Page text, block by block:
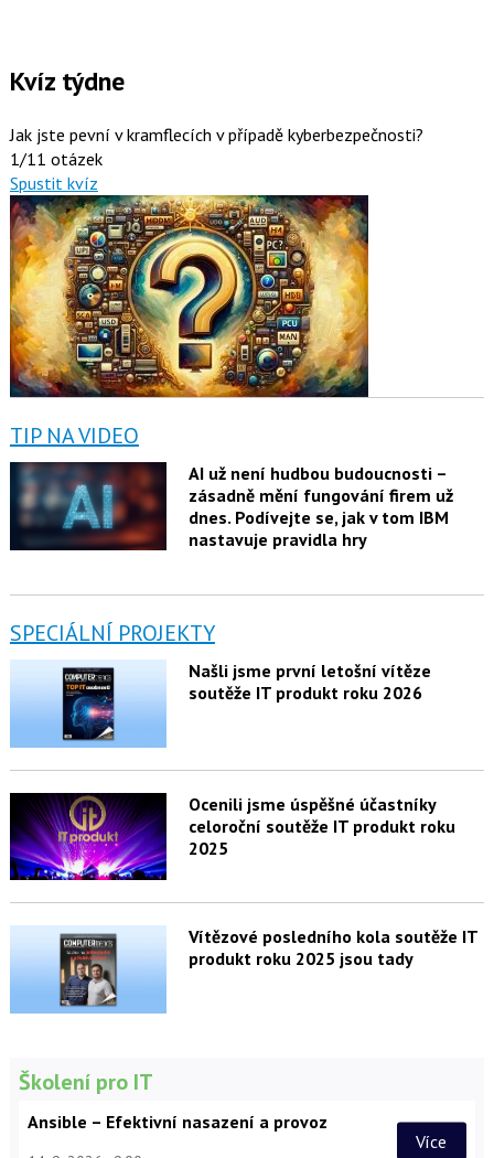
Kvíz týdne
Jak jste pevní v kramflecích v případě kyberbezpečnosti?
1/11 otázek
Spustit kvíz
TIP NA VIDEO
AI už není hudbou budoucnosti –
zásadně mění fungování firem už
dnes. Podívejte se, jak v tom IBM
nastavuje pravidla hry
SPECIÁLNÍ PROJEKTY
Našli jsme první letošní vítěze
soutěže IT produkt roku 2026
Ocenili jsme úspěšné účastníky
celoroční soutěže IT produkt roku
2025
Vítězové posledního kola soutěže IT
produkt roku 2025 jsou tady
Školení pro IT
Ansible – Efektivní nasazení a provoz
Více